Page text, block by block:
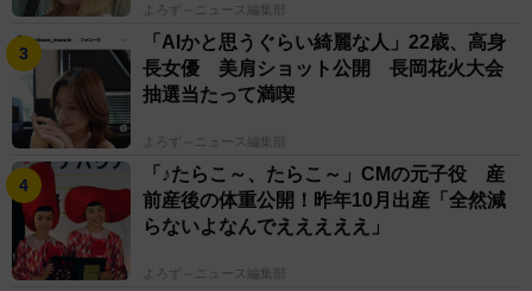
よろず～ニュース編集部
「AIかと思うぐらい綺麗な人」22歳、高身
長女優 美肩ショット公開 長岡花火大会
抽選当たって満喫
よろず～ニュース編集部
「♪たらこ～、たらこ～」CMの元子役 産
前産後の体重公開！昨年10月出産「全然減
らないよなんでえええええ」
よろず～ニュース編集部